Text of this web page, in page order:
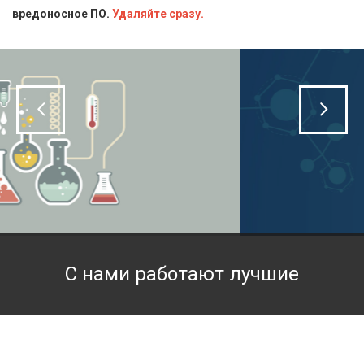
Блескообразующие добавки
Кислоты
Пищевая химия для производств
Стандарт-титры
СТАТЬИ
СЕРТИФИКАТЫ
КОНТАКТЫ
вредоносное ПО. Удаляйте сразу.
С нами работают лучшие